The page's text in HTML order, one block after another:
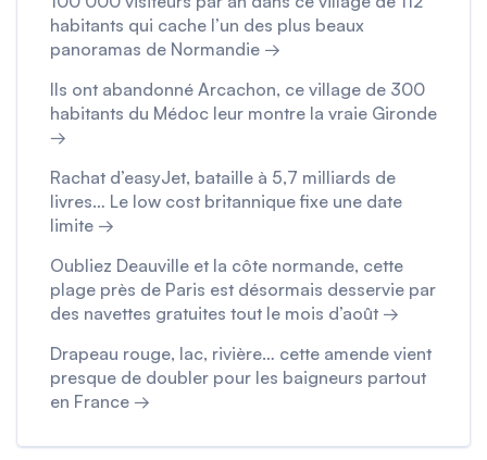
habitants qui cache l’un des plus beaux
panoramas de Normandie →
Ils ont abandonné Arcachon, ce village de 300
habitants du Médoc leur montre la vraie Gironde
→
Rachat d’easyJet, bataille à 5,7 milliards de
livres… Le low cost britannique fixe une date
limite →
Oubliez Deauville et la côte normande, cette
plage près de Paris est désormais desservie par
des navettes gratuites tout le mois d’août →
Drapeau rouge, lac, rivière… cette amende vient
presque de doubler pour les baigneurs partout
en France →